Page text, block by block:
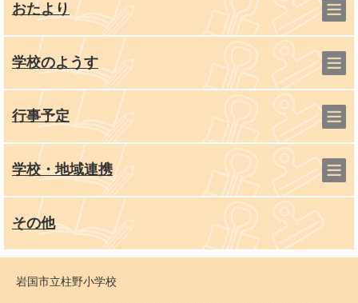
おたより
学校のようす
行事予定
学校・地域連携
その他
岩国市立柱野小学校